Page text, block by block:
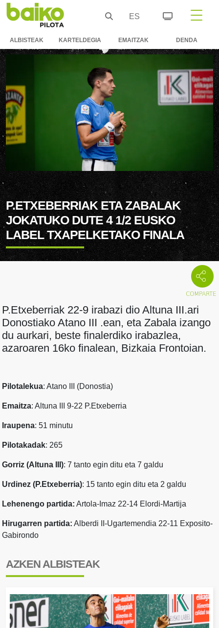
ES
ALBISTEAK KARTELDEGIA EMAITZAK DENDA
P.ETXEBERRIAK ETA ZABALAK
JOKATUKO DUTE 4 1/2 EUSKO
LABEL TXAPELKETAKO FINALA
P.Etxeberriak 22-9 irabazi dio Altuna III.ari
Donostiako Atano III .ean, eta Zabala izango
du aurkari, beste finalerdiko irabazlea,
azaroaren 16ko finalean, Bizkaia Frontoian.
Pilotalekua: Atano III (Donostia)
Emaitza: Altuna III 9-22 P.Etxeberria
Iraupena: 51 minutu
Pilotakadak: 265
Gorriz (Altuna III): 7 tanto egin ditu eta 7 galdu
Urdinez (P.Etxeberria): 15 tanto egin ditu eta 2 galdu
Lehenengo partida: Artola-Imaz 22-14 Elordi-Martija
Hirugarren partida: Alberdi II-Ugartemendia 22-11 Exposito-
Gabirondo
AZKEN ALBISTEAK